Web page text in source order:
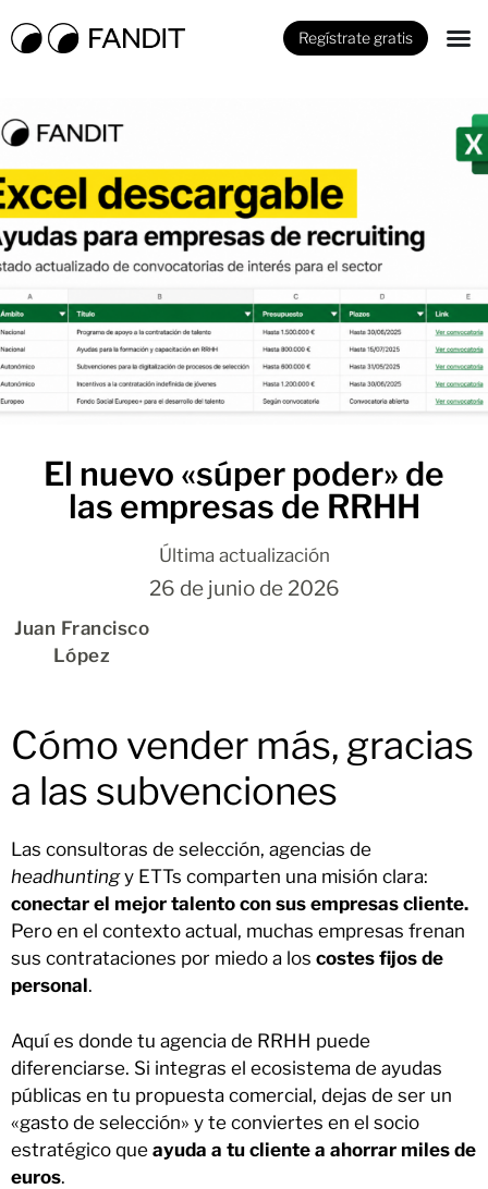
Regístrate gratis
El nuevo «súper poder» de
las empresas de RRHH
Última actualización
26 de junio de 2026
Juan Francisco
López
Cómo vender más, gracias
a las subvenciones
Las consultoras de selección, agencias de
headhuntingy ETTs comparten una misión clara:
conectar el mejor talento con sus empresas cliente.
Pero en el contexto actual, muchas empresas frenan
sus contrataciones por miedo a los costes fijos de
personal.
Aquí es donde tu agencia de RRHH puede
diferenciarse. Si integras el ecosistema de ayudas
públicas en tu propuesta comercial, dejas de ser un
«gasto de selección» y te conviertes en el socio
estratégico que ayuda a tu cliente a ahorrar miles de
euros.